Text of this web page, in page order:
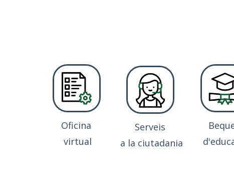
Oficina
virtual
Serveis
a la ciutadania